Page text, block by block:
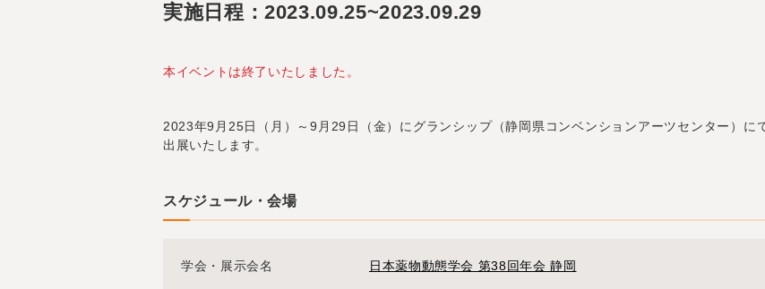
実施日程：2023.09.25~2023.09.29
本イベントは終了いたしました。
2023年9月 25日（月）～9月 29日（金）に グランシップ（静岡県コンベンションアーツセンター）に
出展いたします。
スケジュール・会場
学会・展示会名 日本薬物動態学会 第38回年会 静岡